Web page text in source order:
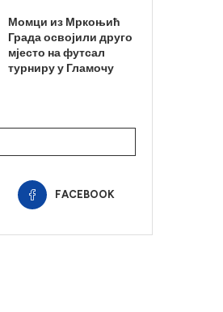
Момци из Мркоњић
Града освојили друго
мјесто на футсал
турниру у Гламочу
FACEBOOK